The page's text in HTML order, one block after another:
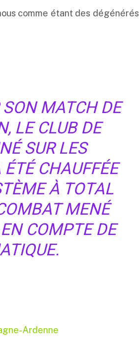
comme étant des dégénérés
MATCH DE
LE CLUB DE
SUR LES
CHAUFFÉE
À TOTAL
MENÉ
COMPTE DE
Ardenne